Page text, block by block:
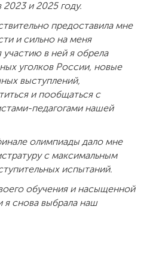
2023 и 2025 году.
предоставила мне
и сильно на меня
участию в ней я обрела
уголков России, новые
выступлений,
и пообщаться с
педагогами нашей
олимпиады дало мне
с максимальным
испытаний.
обучения и насыщенной
я снова выбрала наш